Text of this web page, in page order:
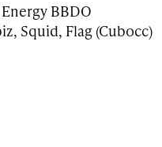
BBDO
Squid, Flag (Cubocc)